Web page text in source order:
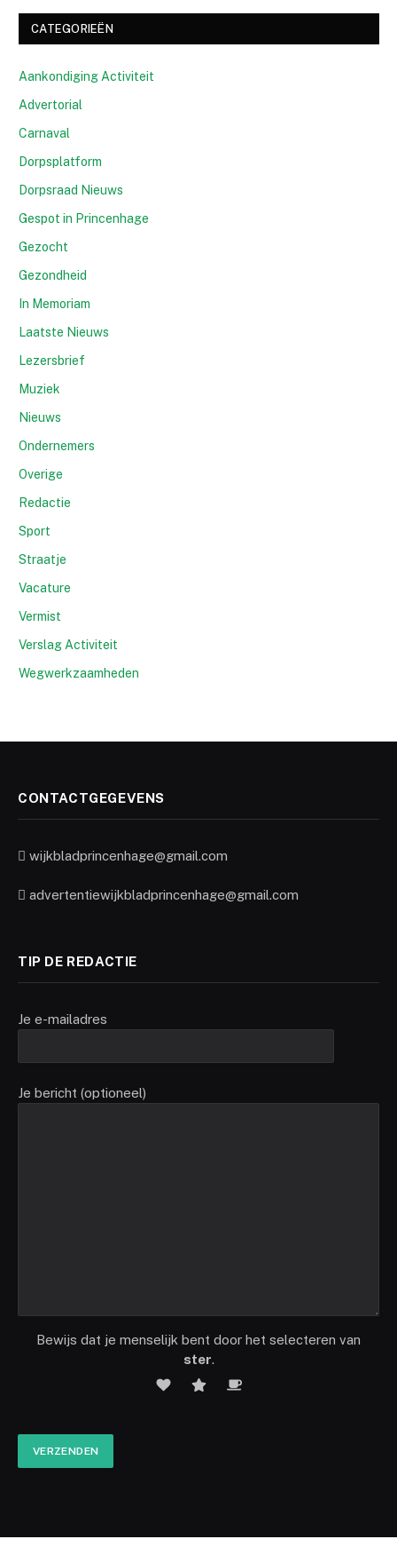
CATEGORIEËN
Aankondiging Activiteit
Advertorial
Carnaval
Dorpsplatform
Dorpsraad Nieuws
Gespot in Princenhage
Gezocht
Gezondheid
In Memoriam
Laatste Nieuws
Lezersbrief
Muziek
Nieuws
Ondernemers
Overige
Redactie
Sport
Straatje
Vacature
Vermist
Verslag Activiteit
Wegwerkzaamheden
CONTACTGEGEVENS
wijkbladprincenhage@gmail.com
advertentiewijkbladprincenhage@gmail.com
TIP DE REDACTIE
Je e-mailadres
Je bericht (optioneel)
Bewijs dat je menselijk bent door het selecteren van
ster.